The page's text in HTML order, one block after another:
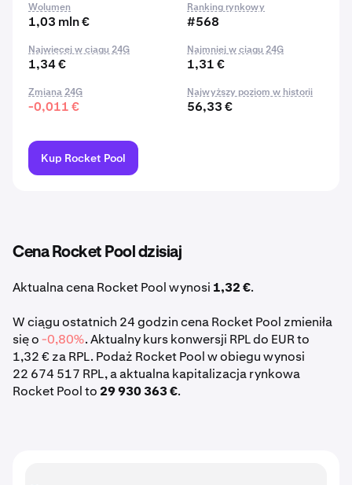
Wolumen
1,03 mln €
Ranking rynkowy
#568
Najwięcej w ciągu 24G
1,34 €
Najmniej w ciągu 24G
1,31 €
Zmiana 24G
-0,011 €
Najwyższy poziom w historii
56,33 €
Kup Rocket Pool
Cena Rocket Pool dzisiaj
Aktualna cena Rocket Pool wynosi 1,32 €.
W ciągu ostatnich 24 godzin cena Rocket Pool zmieniła
się o-0,80%. Aktualny kurs konwersji RPL do EUR to
1,32 € za RPL. Podaż Rocket Pool w obiegu wynosi
22 674 517 RPL, a aktualna kapitalizacja rynkowa
Rocket Pool to 29 930 363 €.